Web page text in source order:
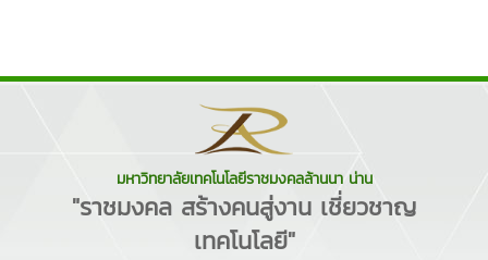
มหาวิทยาลัยเทคโนโลยีราชมงคลล้านนา น่าน
"ราชมงคล สร้างคนสู่งาน เชี่ยวชาญ
เทคโนโลยี"